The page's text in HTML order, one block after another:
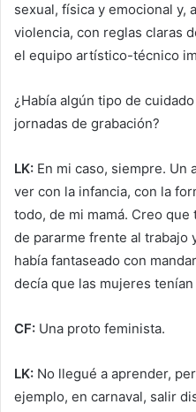
sexual, física y emocional y,
violencia, con reglas claras
el equipo artístico-técnico
¿Había algún tipo de
jornadas de grabación?
LK: En mi caso, siempre. Un
ver con la infancia, con la
todo, de mi mamá. Creo
de pararme frente al trabajo
había fantaseado con
decía que las mujeres
CF: Una proto feminista.
LK: No llegué a aprender,
ejemplo, en carnaval, salir